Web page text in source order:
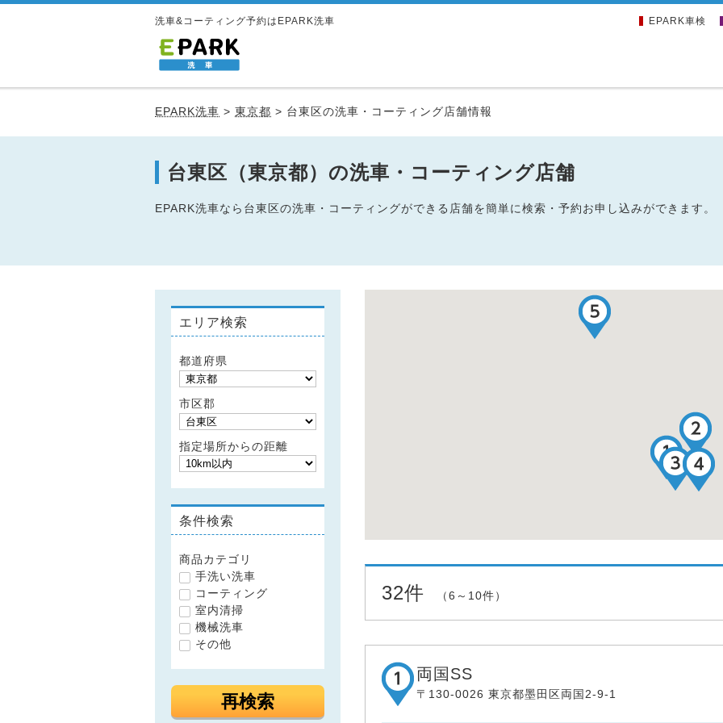
洗車&コーティング予約はEPARK洗車 EPARK車検
EPARK洗車 > 東京都 > 台東区の洗車・コーティング店舗情報
台東区（東京都）の洗車・コーティング店舗
EPARK洗車なら台東区の洗車・コーティングができる店舗を簡単に検索・予約お申し込みができます。
エリア検索
都道府県
市区郡
指定場所からの距離
条件検索
商品カテゴリ
手洗い洗車
コーティング
室内清掃
機械洗車
その他
再検索
32件 （6～10件）
両国SS
〒130-0026 東京都墨田区両国2-9-1